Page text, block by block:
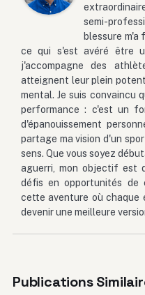
semi-
blessure m'a
ce qui s'est avéré être
j'accompagne des
atteignent leur plein
mental. Je suis convaincu
performance : c'est un
d'épanouissement
partage ma vision d'un
sens. Que vous soyez
aguerri, mon objectif est
défis en opportunités de
cette aventure où chaque
devenir une meilleure
Publications